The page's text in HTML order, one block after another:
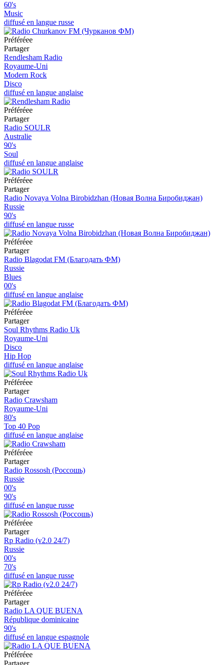
60's
Music
diffusé en langue russe
Préféréeе
Partager
Rendlesham Radio
Royaume-Uni
Modern Rock
Disco
diffusé en langue anglaise
Préféréeе
Partager
Radio SOULR
Australie
90's
Soul
diffusé en langue anglaise
Préféréeе
Partager
Radio Novaya Volna Birobidzhan (Новая Волна Биробиджан)
Russie
90's
diffusé en langue russe
Préféréeе
Partager
Radio Blagodat FM (Благодать ФМ)
Russie
Blues
00's
diffusé en langue anglaise
Préféréeе
Partager
Soul Rhythms Radio Uk
Royaume-Uni
Disco
Hip Hop
diffusé en langue anglaise
Préféréeе
Partager
Radio Crawsham
Royaume-Uni
80's
Top 40 Pop
diffusé en langue anglaise
Préféréeе
Partager
Radio Rossosh (Россошь)
Russie
00's
90's
diffusé en langue russe
Préféréeе
Partager
Rp Radio (v2.0 24/7)
Russie
00's
70's
diffusé en langue russe
Préféréeе
Partager
Radio LA QUE BUENA
République dominicaine
90's
diffusé en langue espagnole
Préféréeе
Partager